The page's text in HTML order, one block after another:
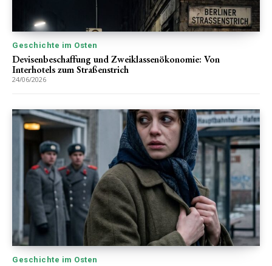
Geschichte im Osten
Devisenbeschaffung und Zweiklassenökonomie: Von
Interhotels zum Straßenstrich
24/06/2026
Geschichte im Osten